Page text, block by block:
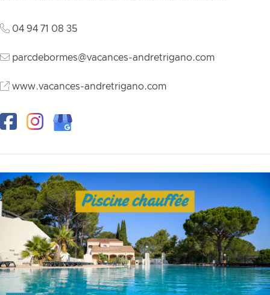
04 94 71 08 35
parcdebormes@vacances-andretrigano.com
www.vacances-andretrigano.com
FacebookInstagram